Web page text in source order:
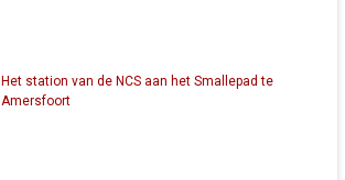
Het station van de NCS aan het Smallepad te
Amersfoort